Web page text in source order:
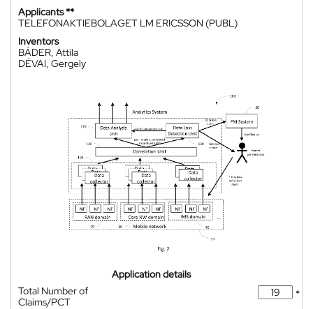
Applicants **
TELEFONAKTIEBOLAGET LM ERICSSON (PUBL)
Inventors
BÁDER, Attila
DÉVAI, Gergely
Application details
Total Number of
Claims/PCT
*